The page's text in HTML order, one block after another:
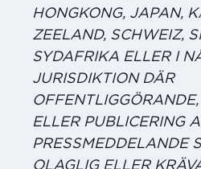
HONGKONG, JAPAN,
ZEELAND, SCHWEIZ,
SYDAFRIKA ELLER I
JURISDIKTION DÄR
ELLER PUBLICERING
PRESSMEDDELANDE
OLAGLIG ELLER